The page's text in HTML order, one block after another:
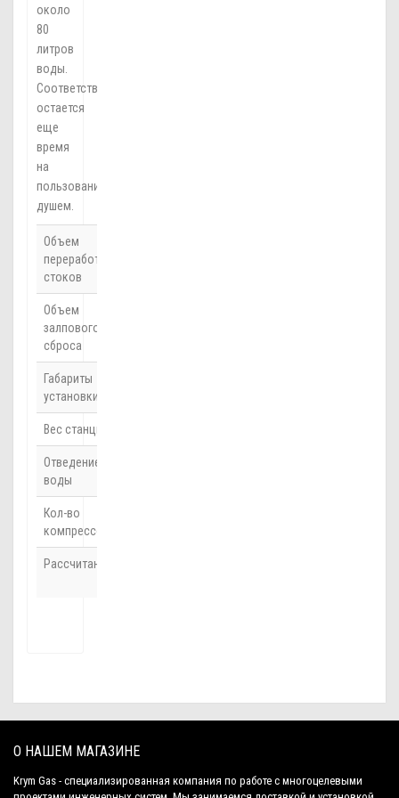
около
80
литров
воды.
Соответственно,
остается
еще
время
на
пользование
душем.
Объем
переработки
стоков
Объем
залпового
сброса
Габариты
установки
Вес станции
Отведение
воды
Кол-во
компрессоров
Рассчитан
О НАШЕМ МАГАЗИНЕ
Krym Gas - специализированная компания по работе с многоцелевыми